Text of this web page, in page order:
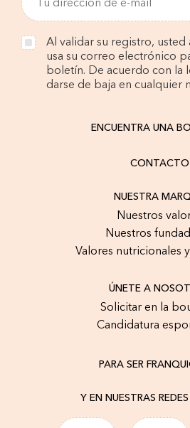
Al validar su registro,
usa su correo electrónico
boletín. De acuerdo con la
darse de baja en cualquier
ENCUENTRA UNA
CONTACTO
NUESTRA
Nuestros
Nuestros
Valores nutricionales
ÚNETE A
Solicitar en la
Candidatura
PARA SER
Y EN NUESTRAS